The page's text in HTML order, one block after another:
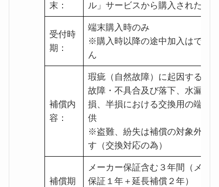
末：
ル」サービスから購入された端
受付時
期：
端末購入時のみ
※購入時以降の途中加入はでき
ん
補償内
容：
瑕疵（自然故障）に起因する端
故障・不具合及び落下、水漏、
損、半損における交換用の端末
供
※盗難、紛失は補償の対象外と
す（交換対応の為）
補償期
メーカー保証含む３年間（メー
保証１年＋延長補償２年）